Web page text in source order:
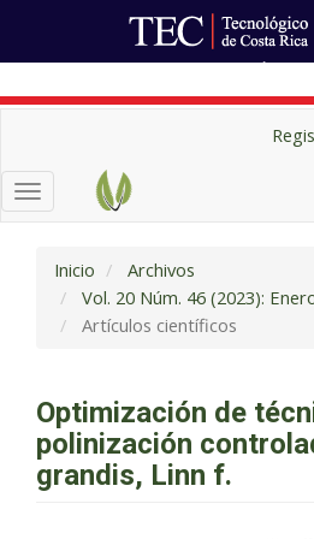
Contenido
principal
lateral
Toggle
navigation
Inicio
Archivos
Vol. 20 Núm. 46 (2023):
Artículos científicos
Optimización de
polinización
grandis, Linn f.